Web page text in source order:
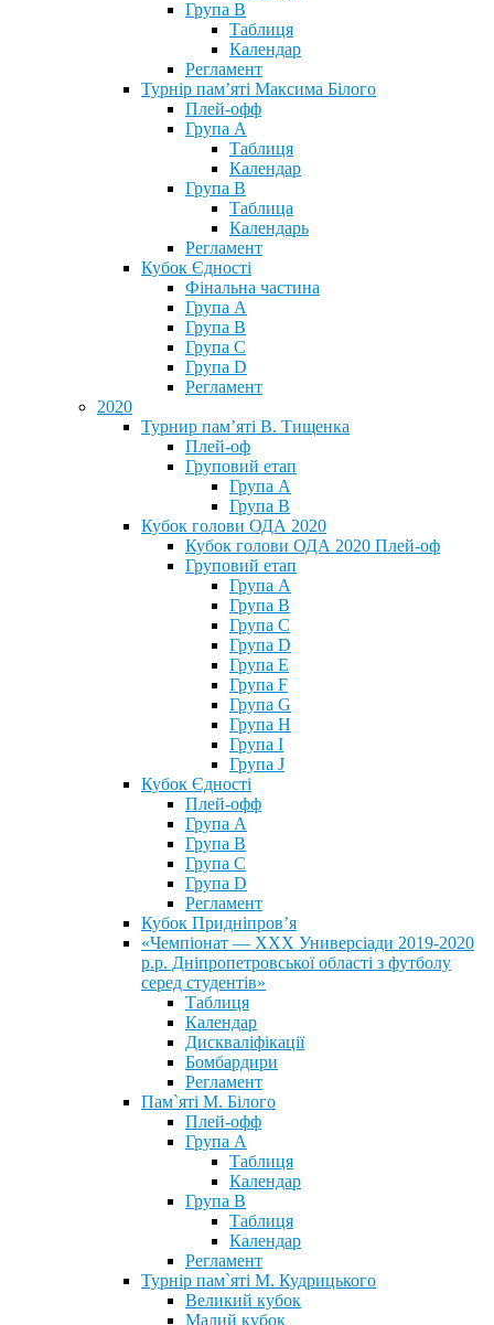
Група В
Таблиця
Календар
Регламент
Турнір пам’яті Максима Білого
Плей-офф
Група А
Таблиця
Календар
Група В
Таблица
Календарь
Регламент
Кубок Єдності
Фінальна частина
Група А
Група В
Група С
Група D
Регламент
2020
Турнир пам’яті В. Тищенка
Плей-оф
Груповий етап
Група А
Група В
Кубок голови ОДА 2020
Кубок голови ОДА 2020 Плей-оф
Груповий етап
Група A
Група B
Група C
Група D
Група E
Група F
Група G
Група H
Група I
Група J
Кубок Єдності
Плей-офф
Група А
Група В
Група С
Група D
Регламент
Кубок Придніпров’я
«Чемпіонат — ХХХ Универсіади 2019-2020
р.р. Дніпропетровської області з футболу
серед студентів»
Таблиця
Календар
Дискваліфікації
Бомбардири
Регламент
Пам`яті М. Білого
Плей-офф
Група А
Таблиця
Календар
Група В
Таблиця
Календар
Регламент
Турнір пам`яті М. Кудрицького
Великий кубок
Малий кубок